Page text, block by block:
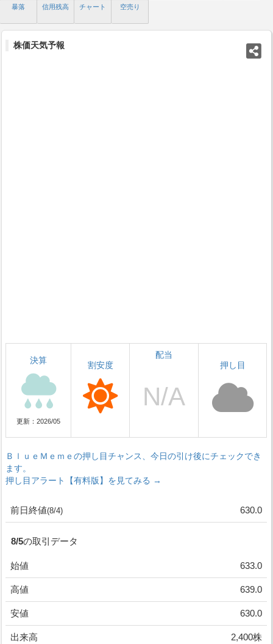
暴落 信用残高 チャート 空売り
株価天気予報
決算
更新：2026/05
割安度
配当
押し目
ＢｌｕｅＭｅｍｅの押し目チャンス、今日の引け後にチェックでき
ます。
押し目アラート【有料版】を見てみる →
前日終値(8/4) 630.0
8/5の取引データ
始値 633.0
高値 639.0
安値 630.0
出来高 2,400株